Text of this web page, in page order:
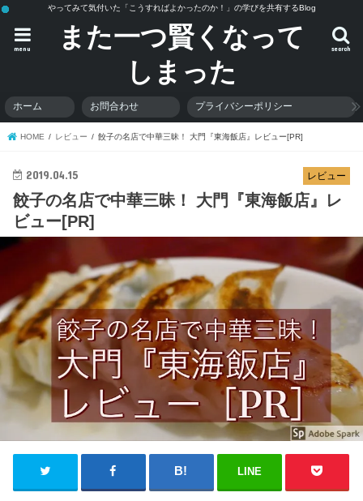
やってみて気付いた「こうすればよかったのか！」の学びを共有するBlog
また一つ賢くなって
しまった
search
menu
ホーム お問合わせ プライバシーポリシー
HOME レビュー 餃子の名店で中華三昧！ 大門『東海飯店』レビュー[PR]
レビュー
2019.04.15
餃子の名店で中華三昧！ 大門『東海飯店』レ
ビュー[PR]
LINE